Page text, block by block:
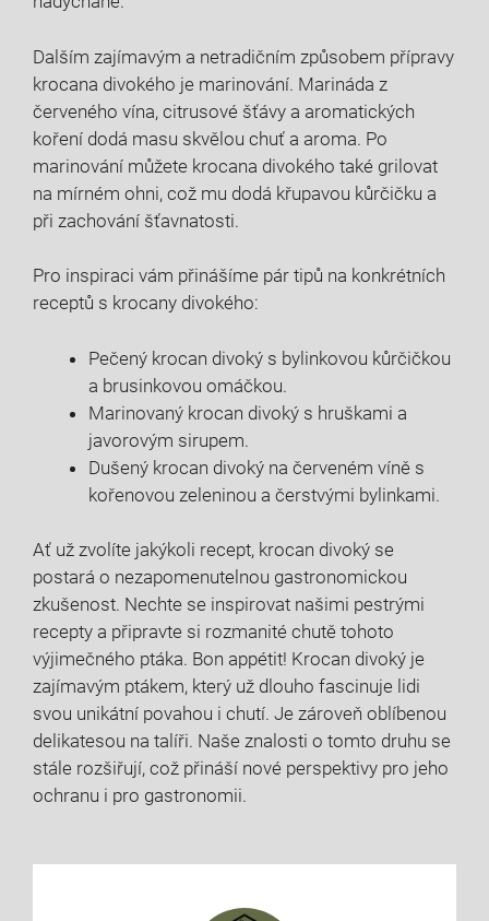
Dalším zajímavým a netradičním způsobem přípravy
krocana divokého je marinování. Marináda z
červeného vína, citrusové šťávy a aromatických
koření dodá masu skvělou chuť a aroma. Po
marinování můžete krocana divokého také grilovat
na mírném ohni, což mu dodá křupavou kůrčičku a
při zachování šťavnatosti.
Pro inspiraci vám přinášíme pár tipů na konkrétních
receptů s krocany divokého:
Pečený krocan divoký s bylinkovou kůrčičkou
a brusinkovou omáčkou.
Marinovaný krocan divoký s hruškami a
javorovým sirupem.
Dušený krocan divoký na červeném víně s
kořenovou zeleninou a čerstvými bylinkami.
Ať už zvolíte jakýkoli recept, krocan divoký se
postará o nezapomenutelnou gastronomickou
zkušenost. Nechte se inspirovat našimi pestrými
recepty a připravte si rozmanité chutě tohoto
výjimečného ptáka. Bon appétit! Krocan divoký je
zajímavým ptákem, který už dlouho fascinuje lidi
svou unikátní povahou i chutí. Je zároveň oblíbenou
delikatesou na talíři. Naše znalosti o tomto druhu se
stále rozšiřují, což přináší nové perspektivy pro jeho
ochranu i pro gastronomii.